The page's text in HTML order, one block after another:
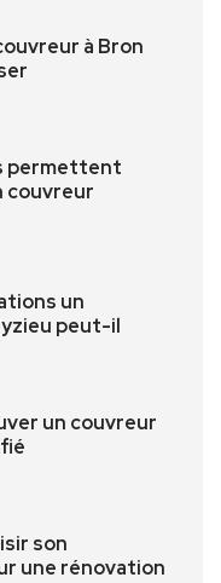
à Bron
permettent
couvreur
un
peut-il
un couvreur
son
une rénovation